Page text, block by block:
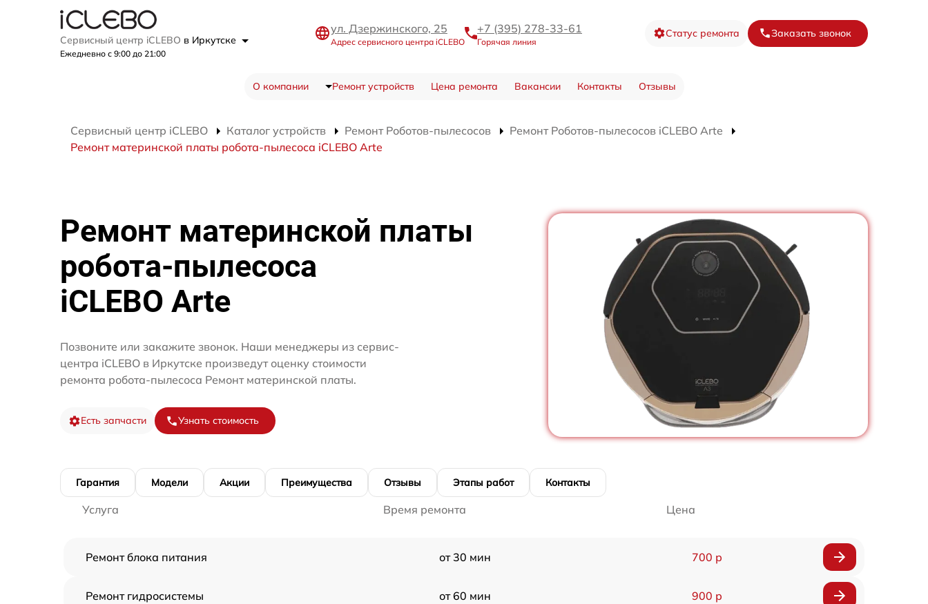
Сервисный центр iCLEBO в Иркутске
Ежедневно с 9:00 до 21:00
ул. Дзержинского, 25
Адрес сервисного центра iCLEBO
+7 (395) 278-33-61
Горячая линия
Статус ремонта Заказать звонок
О компании Ремонт устройств Цена ремонта Вакансии Контакты Отзывы
Сервисный центр iCLEBO Каталог устройств Ремонт Роботов-пылесосов
Ремонт Роботов-пылесосов iCLEBO Arte
Ремонт материнской платы робота-пылесоса iCLEBO Arte
Ремонт материнской платы
робота-пылесоса
iCLEBO Arte
Позвоните или закажите звонок. Наши менеджеры из сервис-
центра iCLEBO в Иркутске произведут оценку стоимости
ремонта робота-пылесоса Ремонт материнской платы.
Есть запчасти Узнать стоимость
Гарантия Модели Акции Преимущества Отзывы Этапы работ Контакты
Услуга Время ремонта Цена
Ремонт блока питания от 30 мин 700 р
Ремонт гидросистемы от 60 мин 900 р